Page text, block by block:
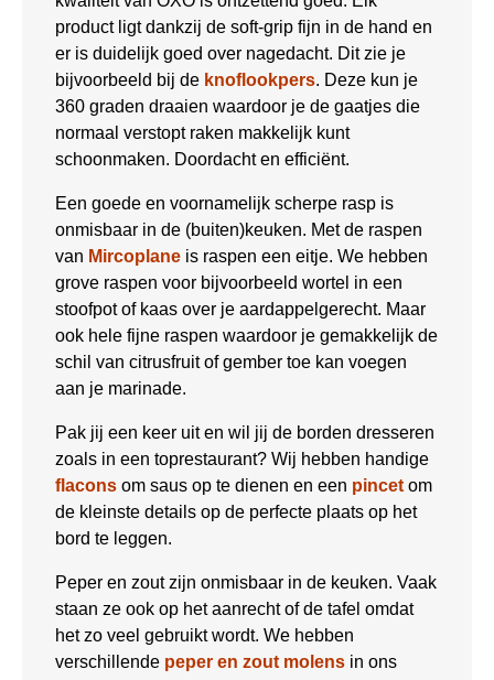
product ligt dankzij de soft-grip fijn in de hand en
er is duidelijk goed over nagedacht. Dit zie je
bijvoorbeeld bij de knoflookpers. Deze kun je
360 graden draaien waardoor je de gaatjes die
normaal verstopt raken makkelijk kunt
schoonmaken. Doordacht en efficiënt.
Een goede en voornamelijk scherpe rasp is
onmisbaar in de (buiten)keuken. Met de raspen
van Mircoplane is raspen een eitje. We hebben
grove raspen voor bijvoorbeeld wortel in een
stoofpot of kaas over je aardappelgerecht. Maar
ook hele fijne raspen waardoor je gemakkelijk de
schil van citrusfruit of gember toe kan voegen
aan je marinade.
Pak jij een keer uit en wil jij de borden dresseren
zoals in een toprestaurant? Wij hebben handige
flacons om saus op te dienen en een pincet om
de kleinste details op de perfecte plaats op het
bord te leggen.
Peper en zout zijn onmisbaar in de keuken. Vaak
staan ze ook op het aanrecht of de tafel omdat
het zo veel gebruikt wordt. We hebben
verschillende peper en zout molens in ons